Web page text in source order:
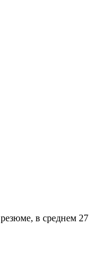
резюме, в среднем 27